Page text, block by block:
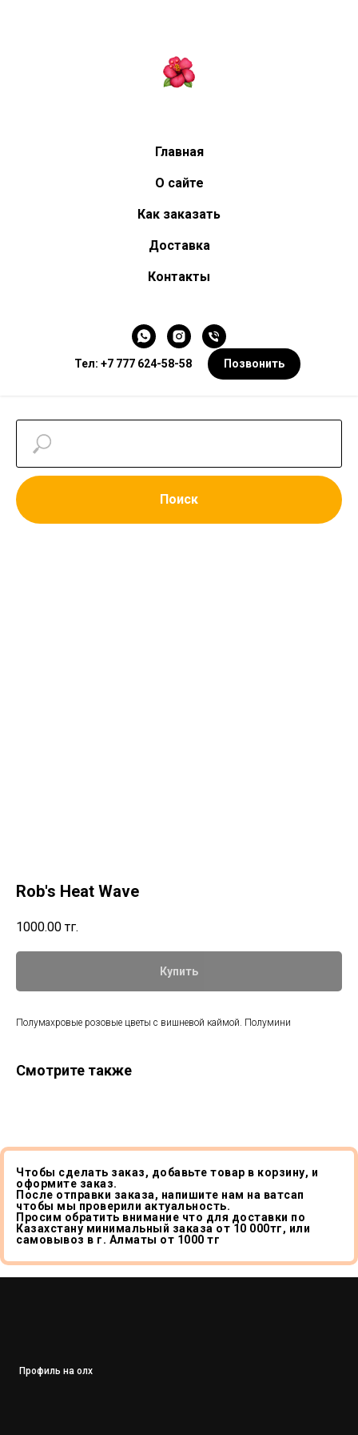
Главная
О сайте
Как заказать
Доставка
Контакты
Тел: +7 777 624-58-58 Позвонить
Поиск
Rob's Heat Wave
1000.00 тг.
Купить
Полумахровые розовые цветы с вишневой каймой. Полумини
Смотрите также
Чтобы сделать заказ, добавьте товар в корзину, и
оформите заказ.
После отправки заказа, напишите нам на ватсап
чтобы мы проверили актуальность.
Просим обратить внимание что для доставки по
Казахстану минимальный заказа от 10 000тг, или
самовывоз в г. Алматы от 1000 тг
Профиль на олх